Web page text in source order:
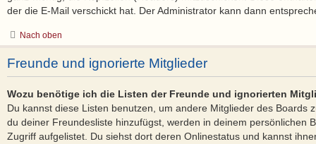
der die E-Mail verschickt hat. Der Administrator kann dann
Nach oben
Freunde und ignorierte Mitglieder
Wozu benötige ich die Listen der Freunde und ignorierten
Du kannst diese Listen benutzen, um andere Mitglieder des Boards
du deiner Freundesliste hinzufügst, werden in deinem persönlichen
Zugriff aufgelistet. Du siehst dort deren Onlinestatus und kannst